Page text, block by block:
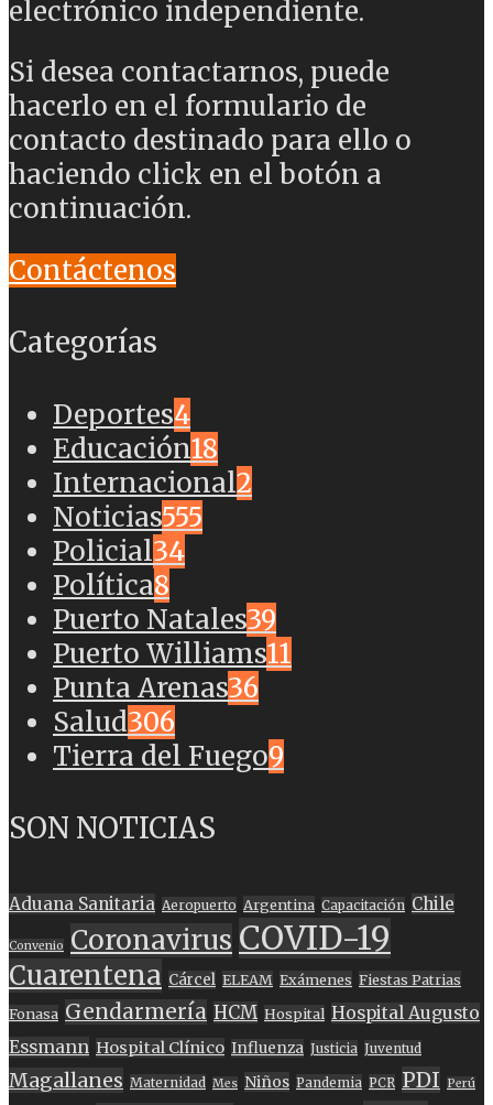
electrónico independiente.
Si desea contactarnos, puede
hacerlo en el formulario de
contacto destinado para ello o
haciendo click en el botón a
continuación.
Contáctenos
Categorías
Deportes4
Educación18
Internacional2
Noticias555
Policial34
Política8
Puerto Natales39
Puerto Williams11
Punta Arenas36
Salud306
Tierra del Fuego9
SON NOTICIAS
Aduana Sanitaria Aeropuerto Argentina Capacitación Chile
Convenio Coronavirus COVID-19
Cuarentena Cárcel ELEAM Exámenes Fiestas Patrias
Fonasa Gendarmería HCM Hospital Hospital Augusto
Essmann Hospital Clínico Influenza Justicia Juventud
Magallanes Maternidad Mes Niños Pandemia PCR PDI Perú